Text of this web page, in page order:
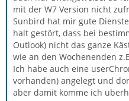
mit der W7 Version nicht
Sunbird hat mir gute
halt gestört, dass bei
Outlook) nicht das ganze
wie an den Wochenenden
Ich habe auch eine
vorhanden) angelegt und
aber damit komme ich